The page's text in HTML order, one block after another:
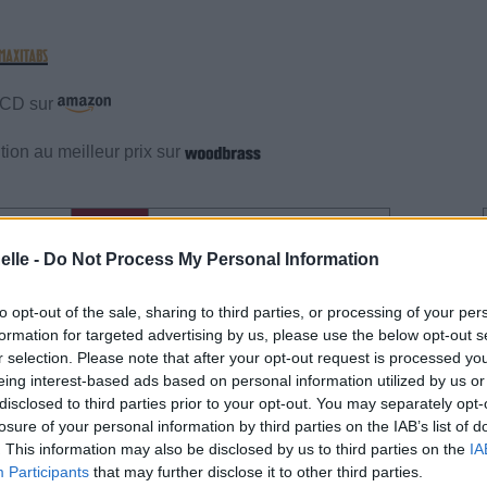
- Do Not Process My Personal Information
opt-out of the sale, sharing to third parties, or processing of your
for targeted advertising by us, please use the below opt-out
selection. Please note that after your opt-out request is processed
interest-based ads based on personal information utilized by us
to third parties prior to your opt-out. You may separately
of your personal information by third parties on the IAB’s list of
This information may also be disclosed by us to third parties on the
Participants that may further disclose it to other third parties.
sur
au meilleur prix sur
Photos Corrections & commentaires
cette traduction Corriger une erreur